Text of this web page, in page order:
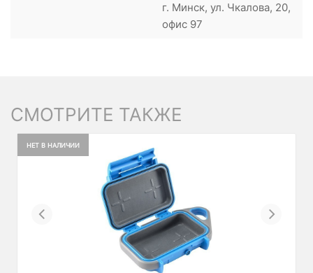
г. Минск, ул. Чкалова, 20,
офис 97
СМОТРИТЕ ТАКЖЕ
НЕТ В НАЛИЧИИ
Previous Next